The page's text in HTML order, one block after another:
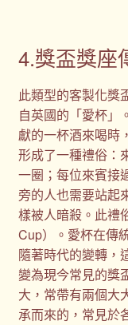
4.獎盃獎座
此類型的客製化獎
自英國的「愛杯」
獻的一杯酒來喝時
形成了一種禮俗：
一圈；每位來賓接
旁的人也需要站起
樣被人暗殺。此禮
Cup）。愛杯在傳
隨著時代的變轉，
變為現今常見的獎
大，常帶有兩個大
承而來的，常見於